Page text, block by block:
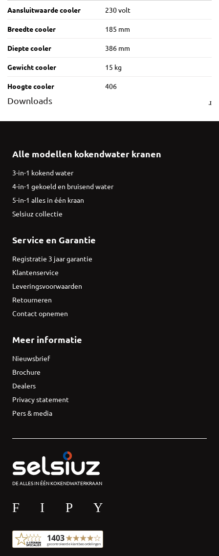
Aansluitwaarde cooler 230 volt
Breedte cooler 185 mm
Diepte cooler 386 mm
Gewicht cooler 15 kg
Hoogte cooler 406
Downloads
DE ALLES IN ÉÉN KOKENDWATERKRAAN
Alle modellen kokendwater kranen
3-in-1 kokend water
4-in-1 gekoeld en bruisend water
5-in-1 alles in één kraan
Selsiuz collectie
Service en Garantie
Registratie 3 jaar garantie
Klantenservice
Leveringsvoorwaarden
Retourneren
Contact opnemen
Meer informatie
Nieuwsbrief
Brochure
Dealers
Privacy statement
Pers & media